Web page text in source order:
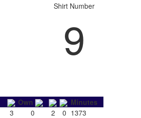
Shirt Number
9
Own
Minutes
3 0 2 0 1373